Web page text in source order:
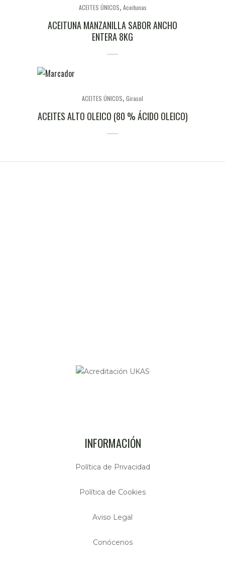
ACEITES ÚNICOS, Aceitunas
ACEITUNA MANZANILLA SABOR ANCHO
ENTERA 8KG
ACEITES ÚNICOS, Girasol
ACEITES ALTO OLEICO (80 % ÁCIDO OLEICO)
INFORMACIÓN
Política de Privacidad
Política de Cookies
Aviso Legal
Conócenos